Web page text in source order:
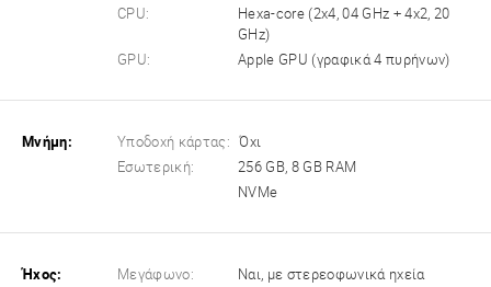
CPU:
Hexa-core (2x4, 04 GHz + 4x2, 20
GHz)
GPU:
Apple GPU (γραφικά 4 πυρήνων)
Μνήμη: Υποδοχή κάρτας:
Όχι
Εσωτερική:
256 GB, 8 GB RAM
NVMe
Ήχος: Μεγάφωνο: Ναι, με στερεοφωνικά ηχεία